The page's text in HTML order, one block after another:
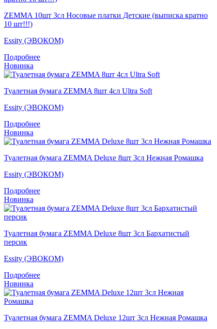
ZEMMA 10шт 3сл Носовые платки Детские (выписка кратно
10 шт!!!)
Essity (ЭВОКОМ)
Подробнее
Новинка
Туалетная бумага ZEMMA 8шт 4сл Ultra Soft
Essity (ЭВОКОМ)
Подробнее
Новинка
Туалетная бумага ZEMMA Deluxe 8шт 3сл Нежная Ромашка
Essity (ЭВОКОМ)
Подробнее
Новинка
Туалетная бумага ZEMMA Deluxe 8шт 3сл Бархатистый
персик
Essity (ЭВОКОМ)
Подробнее
Новинка
Туалетная бумага ZEMMA Deluxe 12шт 3сл Нежная Ромашка